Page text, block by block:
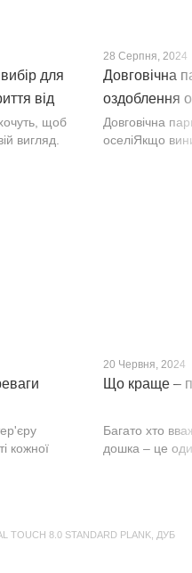
для
від
щоб
вигляд.
28 Серпня, 2024
Довговічна
оздоблення
Довговічна
оселіЯкщо
кожної
20 Червня, 2024
Що краще –
Багато хто
дошка – це
TOUCH 8.0 STANDARD PLANK
ДУБ